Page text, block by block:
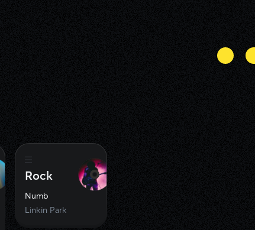
Rock
Numb
Linkin Park